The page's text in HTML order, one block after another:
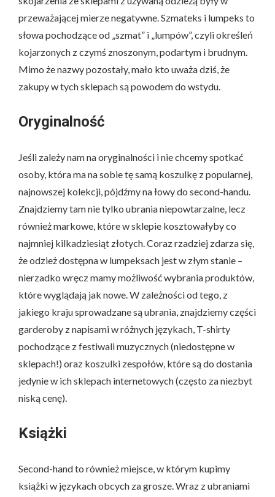
przeważającej mierze negatywne. Szmateks i lumpeks to
słowa pochodzące od „szmat” i „lumpów”, czyli określeń
kojarzonych z czymś znoszonym, podartym i brudnym.
Mimo że nazwy pozostały, mało kto uważa dziś, że
zakupy w tych sklepach są powodem do wstydu.
Oryginalność
Jeśli zależy nam na oryginalności i nie chcemy spotkać
osoby, która ma na sobie tę samą koszulkę z popularnej,
najnowszej kolekcji, pójdźmy na łowy do second-handu.
Znajdziemy tam nie tylko ubrania niepowtarzalne, lecz
również markowe, które w sklepie kosztowałyby co
najmniej kilkadziesiąt złotych. Coraz rzadziej zdarza się,
że odzież dostępna w lumpeksach jest w złym stanie –
nierzadko wręcz mamy możliwość wybrania produktów,
które wyglądają jak nowe. W zależności od tego, z
jakiego kraju sprowadzane są ubrania, znajdziemy części
garderoby z napisami w różnych językach, T-shirty
pochodzące z festiwali muzycznych (niedostępne w
sklepach!) oraz koszulki zespołów, które są do dostania
jedynie w ich sklepach internetowych (często za niezbyt
niską cenę).
Książki
Second-hand to również miejsce, w którym kupimy
książki w językach obcych za grosze. Wraz z ubraniami